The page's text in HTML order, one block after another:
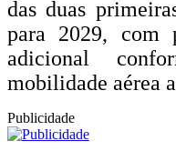
das duas
para 2029, com
adicional
mobilidade aérea
Publicidade